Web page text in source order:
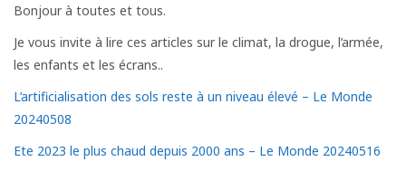
Bonjour à toutes et tous.
Je vous invite à lire ces articles sur le climat, la drogue, l’armée,
les enfants et les écrans..
L’artificialisation des sols reste à un niveau élevé – Le Monde
20240508
Ete 2023 le plus chaud depuis 2000 ans – Le Monde 20240516